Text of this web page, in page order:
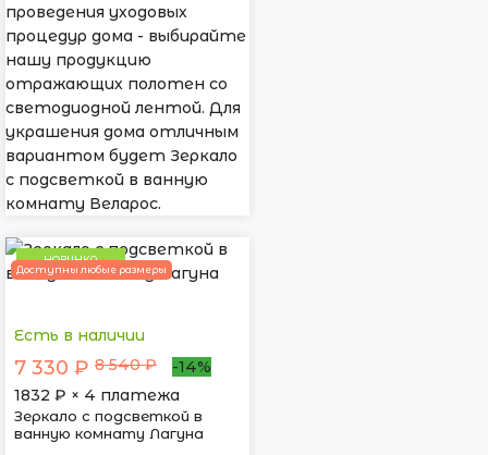
проведения уходовых
процедур дома - выбирайте
нашу продукцию
отражающих полотен со
светодиодной лентой. Для
украшения дома отличным
вариантом будет Зеркало
с подсветкой в ванную
комнату Веларос.
НОВИНКА
Доступны любые размеры
Есть в наличии
7 330 ₽ 8 540 ₽
-14%
1832 ₽ × 4 платежа
Зеркало с подсветкой в
ванную комнату Лагуна